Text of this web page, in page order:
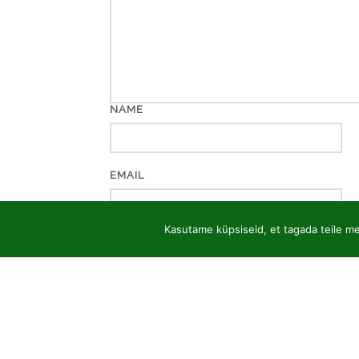
NAME
EMAIL
Kasutame küpsiseid, et tagada teile